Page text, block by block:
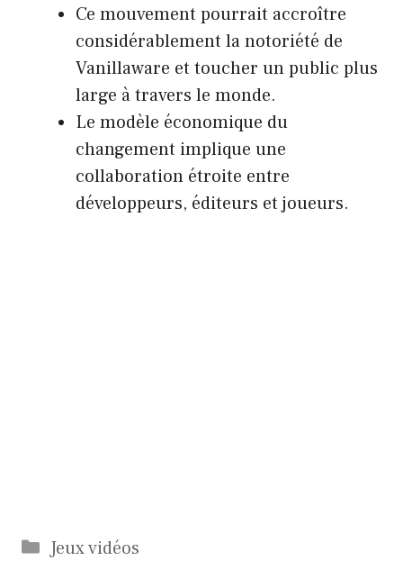
Ce mouvement pourrait accroître
considérablement la notoriété de
Vanillaware et toucher un public plus
large à travers le monde.
Le modèle économique du
changement implique une
collaboration étroite entre
développeurs, éditeurs et joueurs.
Catégories
Jeux vidéos